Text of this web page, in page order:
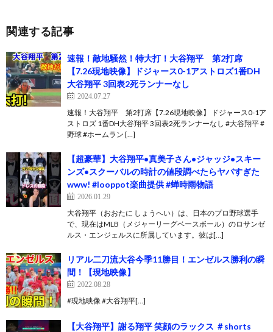
関連する記事
速報！敵地騒然！特大打！大谷翔平 第2打席
【7.26現地映像】ドジャース0-1アストロズ1番DH
大谷翔平 3回表2死ランナーなし
2024.07.27
速報！大谷翔平 第2打席【7.26現地映像】 ドジャース0-1ア
ストロズ 1番DH大谷翔平 3回表2死ランナーなし #大谷翔平 #
野球 #ホームラン […]
【超豪華】大谷翔平•真美子さん•ジャッジ•スキー
ンズ•スクーバルの時計の値段調べたらヤバすぎた
www! #looppot楽曲提供 #蝉時雨物語
2026.01.29
大谷翔平（おおたに しょうへい）は、日本のプロ野球選手
で、現在はMLB（メジャーリーグベースボール）のロサンゼ
ルス・エンジェルスに所属しています。彼は[…]
リアル二刀流大谷今季11勝目！エンゼルス勝利の瞬
間！【現地映像】
2022.08.28
#現地映像 #大谷翔平[…]
【大谷翔平】謝る翔平 笑顔のラックス ＃shorts